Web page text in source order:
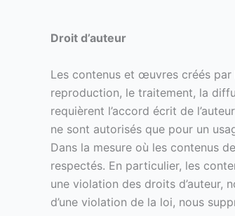
Droit d’auteur
Les contenus et œuvres créés par
reproduction, le traitement, la
requièrent l’accord écrit de
ne sont autorisés que pour un
Dans la mesure où les contenus
respectés. En particulier, les
une violation des droits d’auteur,
d’une violation de la loi, nous